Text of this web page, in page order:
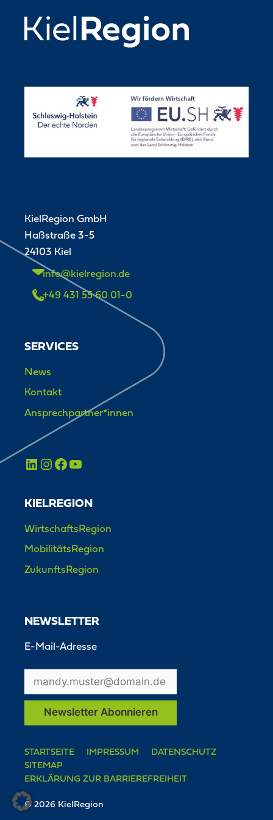
KielRegion GmbH
Haßstraße 3-5
24103 Kiel
info@kielregion.de
+49 431 55 60 01-0
SERVICES
News
Kontakt
Ansprechpartner*innen
KIELREGION
WirtschaftsRegion
MobilitätsRegion
ZukunftsRegion
NEWSLETTER
E-Mail-Adresse
STARTSEITE IMPRESSUM
DATENSCHUTZ
SITEMAP
ERKLÄRUNG ZUR BARRIEREFREIHEIT
© 2026 KielRegion